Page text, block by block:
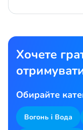
Хочете
Обирайте
Вогонь і Вода